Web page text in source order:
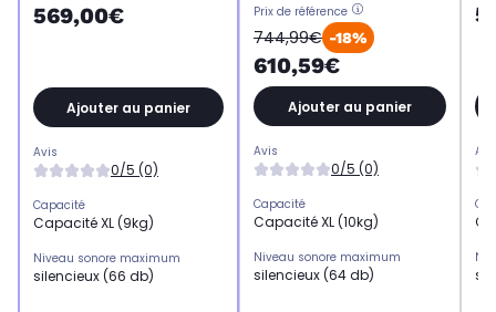
569,00€
Ajouter au panier
Avis
0/5 (0)
Capacité
Capacité XL (9kg)
Niveau sonore maximum
silencieux (66 db)
Prix de référence
744,99€ -18%
610,59€
Ajouter au panier
Avis
0/5 (0)
Capacité
Capacité XL (10kg)
Niveau sonore maximum
silencieux (64 db)